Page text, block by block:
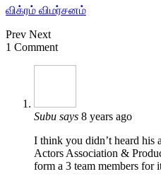
விக்ரம் விமர்சனம்
Prev Next
1 Comment
Subu says 8 years ago
I think you didn’t heard his
Actors Association &
form a 3 team members for